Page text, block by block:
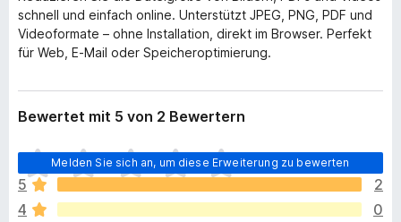
schnell und einfach online. Unterstützt JPEG, PNG, PDF und
Videoformate – ohne Installation, direkt im Browser. Perfekt
für Web, E-Mail oder Speicheroptimierung.
Bewertet mit 5 von 2 Bewertern
Melden Sie sich an, um diese Erweiterung zu bewerten
E
s
l
i
5
2
4
0